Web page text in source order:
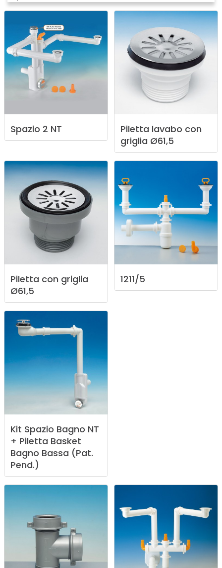
Spazio 2 NT Piletta lavabo con
griglia Ø61,5
Piletta con griglia
Ø61,5
1211/5
Kit Spazio Bagno NT
+ Piletta Basket
Bagno Bassa (Pat.
Pend.)